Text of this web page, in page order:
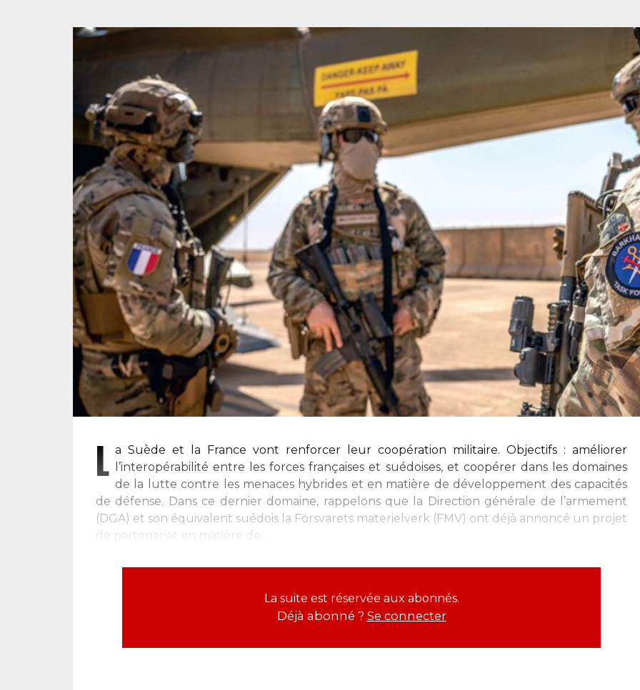
L a Suède et la France vont renforcer leur coopération militaire. Objectifs : améliorer
l’interopérabilité entre les forces françaises et suédoises, et coopérer dans les domaines
de la lutte contre les menaces hybrides et en matière de développement des capacités
de défense. Dans ce dernier domaine, rappelons que la Direction générale de l’armement
(DGA) et son équivalent suédois la Försvarets materielverk (FMV) ont déjà annoncé un projet
de partenariat en matière de...
La suite est réservée aux abonnés.
Déjà abonné ? Se connecter